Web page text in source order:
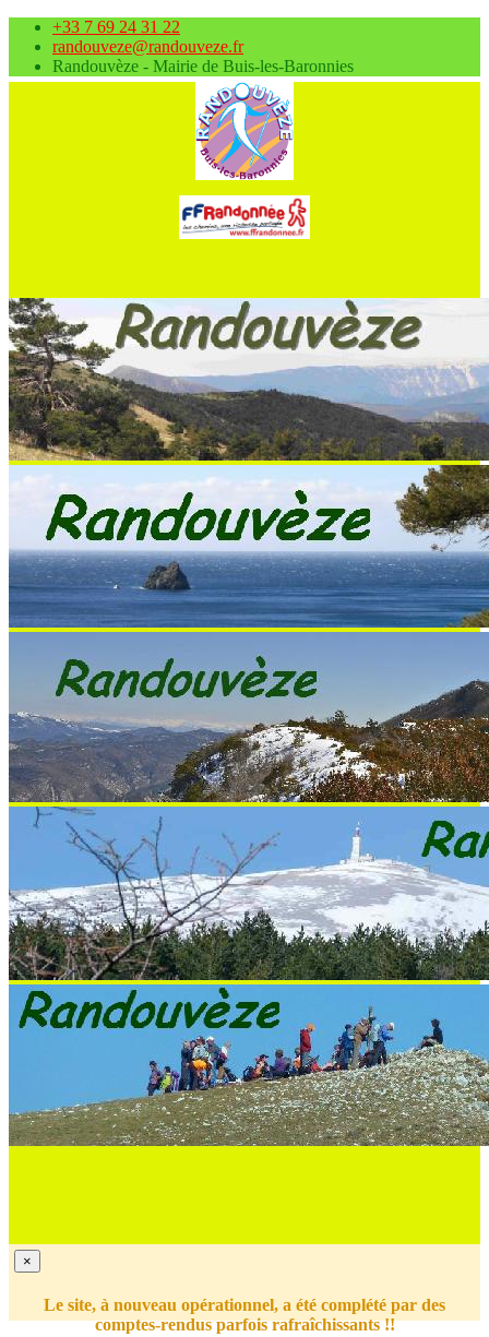
+33 7 69 24 31 22
randouveze@randouveze.fr
Randouvèze - Mairie de Buis-les-Baronnies
×
Le site, à nouveau opérationnel, a été complété par des
comptes-rendus parfois rafraîchissants !!